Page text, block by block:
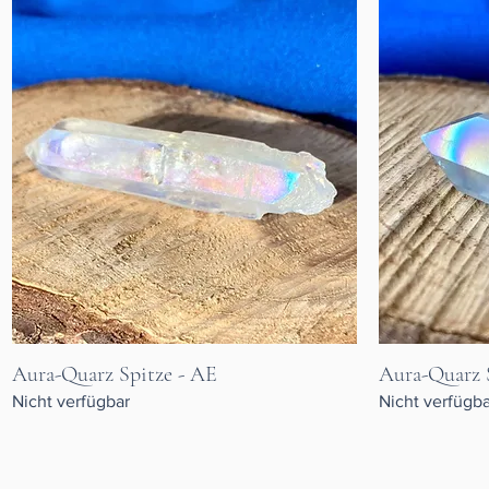
Schnellansicht
Aura-Quarz Spitze - AE
Nicht verfügbar
Aura-Quarz
Nicht